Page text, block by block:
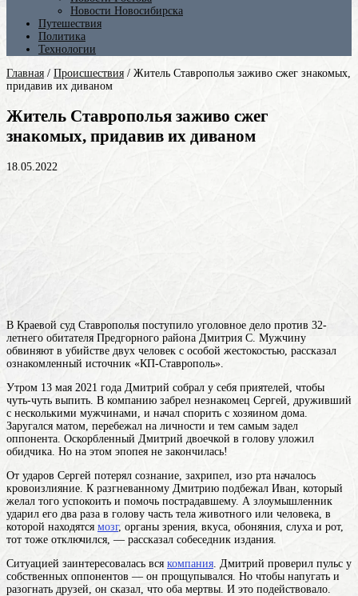
Новости Новосибирска
Путешествия
Политика
Технологии
Главная / Происшествия / Житель Ставрополья заживо сжег знакомых,
придавив их диваном
Житель Ставрополья заживо сжег
знакомых, придавив их диваном
18.05.2022
В Краевой суд Ставрополья поступило уголовное дело против 32-
летнего обитателя Предгорного района Дмитрия С. Мужчину
обвиняют в убийстве двух человек с особой жестокостью, рассказал
ознакомленный источник «КП-Ставрополь».
Утром 13 мая 2021 года Дмитрий собрал у себя приятелей, чтобы
чуть-чуть выпить. В компанию забрел незнакомец Сергей, друживший
с несколькими мужчинами, и начал спорить с хозяином дома.
Заругался матом, перебежал на личности и тем самым задел
оппонента. Оскорбленный Дмитрий двоечкой в голову уложил
обидчика. Но на этом эпопея не закончилась!
От ударов Сергей потерял сознание, захрипел, изо рта началось
кровоизлияние. К разгневанному Дмитрию подбежал Иван, который
желал того успокоить и помочь пострадавшему. А злоумышленник
ударил его два раза в голову часть тела животного или человека, в
которой находятся мозг, органы зрения, вкуса, обоняния, слуха и рот,
тот тоже отключился, — рассказал собеседник издания.
Ситуацией заинтересовалась вся компания . Дмитрий проверил пульс у
собственных оппонентов — он прощупывался. Но чтобы напугать и
разогнать друзей, он сказал, что оба мертвы. И это подействовало.